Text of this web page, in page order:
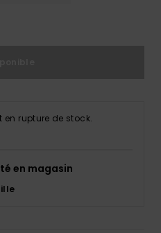
rupture de stock.
en magasin